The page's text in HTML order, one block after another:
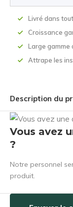
Livré dans
Croissance
Large gamme
Attrape les
Description du
Vous avez
?
Notre personnel
produit.